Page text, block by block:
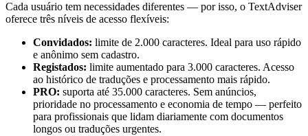
Cada usuário tem necessidades diferentes — por isso, o TextAdviser
oferece três níveis de acesso flexíveis:
Convidados: limite de 2.000 caracteres. Ideal para uso rápido
e anônimo sem cadastro.
Registados: limite aumentado para 3.000 caracteres. Acesso
ao histórico de traduções e processamento mais rápido.
PRO: suporta até 35.000 caracteres. Sem anúncios,
prioridade no processamento e economia de tempo — perfeito
para profissionais que lidam diariamente com documentos
longos ou traduções urgentes.